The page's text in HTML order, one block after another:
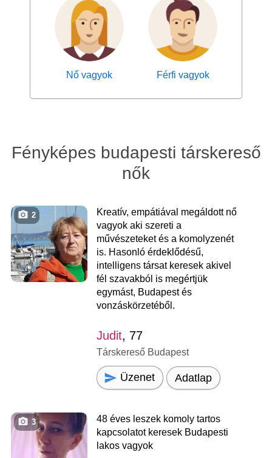
Nő vagyok Férfi vagyok
Fényképes budapesti társkereső
nők
2
Kreatív, empátiával megáldott nő
vagyok aki szereti a
művészeteket és a komolyzenét
is. Hasonló érdeklődésű,
intelligens társat keresek akivel
fél szavakból is megértjük
egymást, Budapest és
vonzáskörzetéből.
Judit, 77
Társkereső Budapest
Üzenet Adatlap
3
48 éves leszek komoly tartos
kapcsolatot keresek Budapesti
lakos vagyok